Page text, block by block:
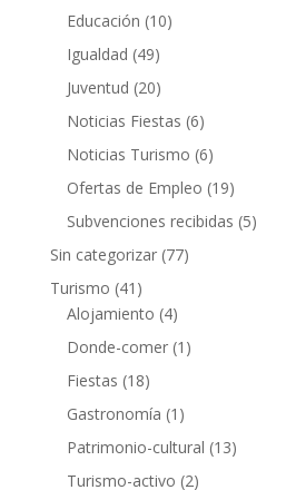
Educación (10)
Igualdad (49)
Juventud (20)
Noticias Fiestas (6)
Noticias Turismo (6)
Ofertas de Empleo (19)
Subvenciones recibidas (5)
Sin categorizar(77)
Turismo (41)
Alojamiento (4)
Donde-comer(1)
Fiestas (18)
Gastronomía (1)
Patrimonio-cultural (13)
Turismo-activo (2)